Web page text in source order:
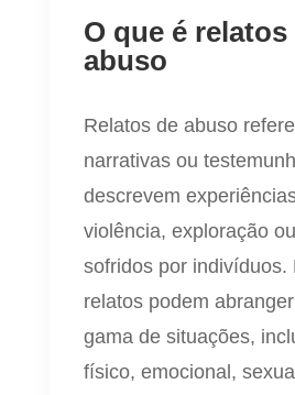
O que é relatos
abuso
Relatos de abuso
narrativas ou
descrevem
violência, exploração
sofridos por indivíduos.
relatos podem
gama de situações,
físico, emocional,